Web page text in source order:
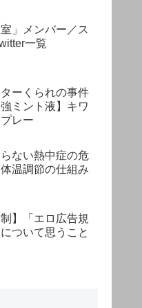
室」メンバー／ス
一覧
ーくられの事件
ミント液】キワ
レー
ない熱中症の危
温調節の仕組み
制】「エロ広告規
ついて思うこと